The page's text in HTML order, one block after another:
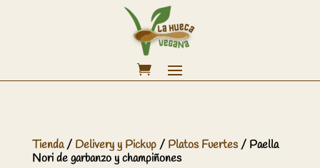
Tienda/ Delivery y Pickup/ Platos Fuertes/ Paella
Nori de garbanzo y champiñones